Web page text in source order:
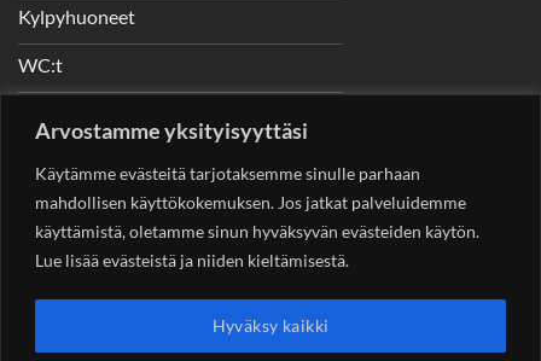
Arvostamme yksityisyyttäsi
Käytämme evästeitä tarjotaksemme sinulle parhaan
mahdollisen käyttökokemuksen. Jos jatkat palveluidemme
käyttämistä, oletamme sinun hyväksyvän evästeiden käytön.
Lue lisää evästeistä ja niiden kieltämisestä.
Hyväksy kaikki
Kylpyhuoneet
WC:t
YHTEYSTIEDOT
Helsingin Rakennuskonevuokraus OySotungintie 449,
00890 Helsinki 0400 99 53 63